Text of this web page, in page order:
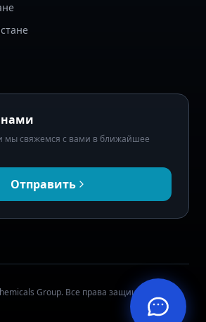
нами
мы свяжемся с вами в ближайшее
Отправить
Group. Все права защищены.